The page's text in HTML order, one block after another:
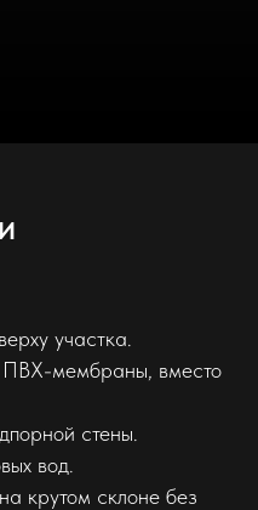
участка.
ПВХ-мембраны, вместо
стены.
вод.
крутом склоне без